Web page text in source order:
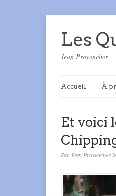
Les
Jean Provencher
Accueil À
Et voici
Par Jean Provencher